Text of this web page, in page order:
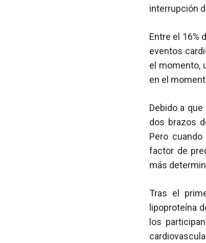
interrupción
Entre el 16%
eventos
el momento,
en el
Debido a
dos brazos
Pero
factor de
más
Tras el
lipoproteína
los